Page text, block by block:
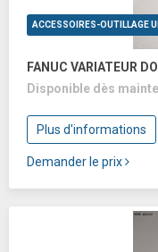
FANUC VARIATEUR
Disponible dès
Plus d'informations
Demander le prix